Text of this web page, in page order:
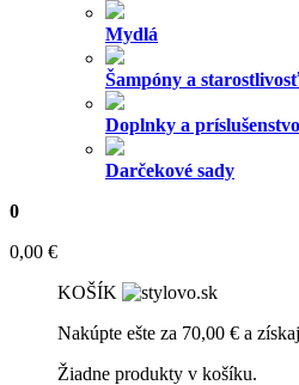
Mydlá
Šampóny a
Doplnky a príslušenstvo
Darčekové sady
0
0,00 €
KOŠÍK
Nakúpte ešte za 70,00 € a
Žiadne produkty v košíku.